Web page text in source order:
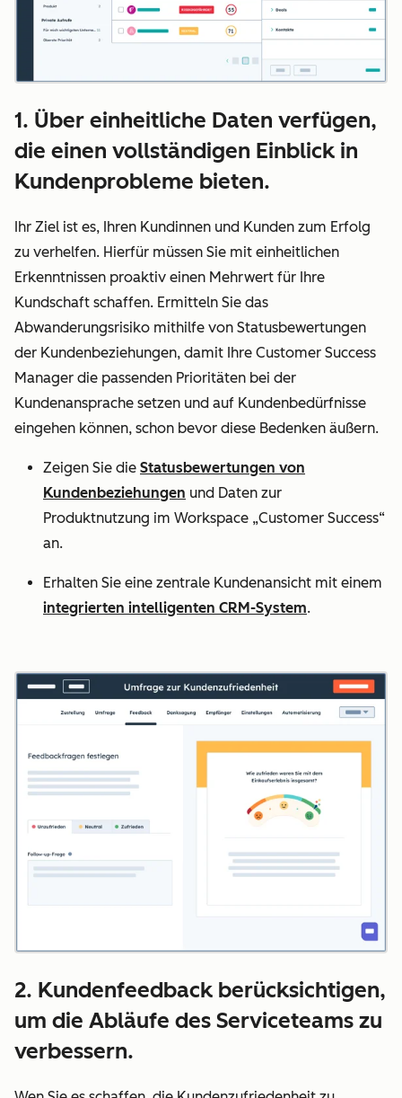
1. Über einheitliche Daten verfügen,
die einen vollständigen Einblick in
Kundenprobleme bieten.
Ihr Ziel ist es, Ihren Kundinnen und Kunden zum Erfolg
zu verhelfen. Hierfür müssen Sie mit einheitlichen
Erkenntnissen proaktiv einen Mehrwert für Ihre
Kundschaft schaffen. Ermitteln Sie das
Abwanderungsrisiko mithilfe von Statusbewertungen
der Kundenbeziehungen, damit Ihre Customer Success
Manager die passenden Prioritäten bei der
Kundenansprache setzen und auf Kundenbedürfnisse
eingehen können, schon bevor diese Bedenken äußern.
Zeigen Sie die Statusbewertungen von
Kundenbeziehungen und Daten zur
Produktnutzung im Workspace „Customer Success“
an.
Erhalten Sie eine zentrale Kundenansicht mit einem
integrierten intelligenten CRM-System.
2. Kundenfeedback berücksichtigen,
um die Abläufe des Serviceteams zu
verbessern.